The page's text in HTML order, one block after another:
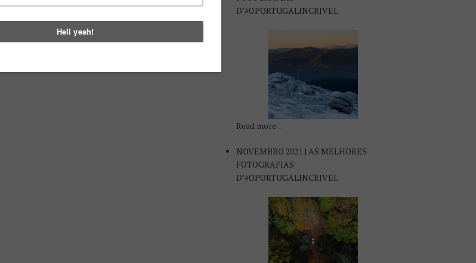
D’#OPORTUGALINCRIVEL
Read more…
NOVEMBRO 2021 | AS MELHORES
FOTOGRAFIAS
D’#OPORTUGALINCRIVEL